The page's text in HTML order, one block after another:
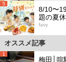
5
8/10〜
題の夏
favy
オススメ記事
1
梅田│喧